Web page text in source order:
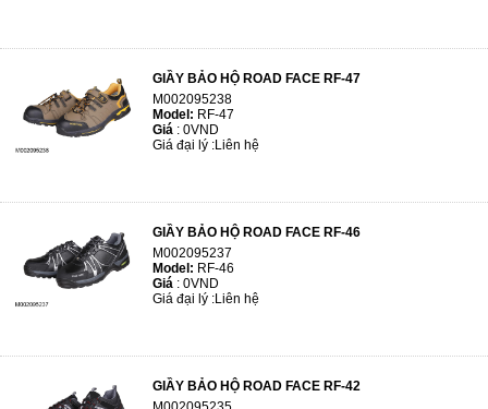
GIẦY BẢO HỘ ROAD FACE RF-47
M002095238
Model: RF-47
Giá : 0VND
Giá đại lý :Liên hệ
GIẦY BẢO HỘ ROAD FACE RF-46
M002095237
Model: RF-46
Giá : 0VND
Giá đại lý :Liên hệ
GIẦY BẢO HỘ ROAD FACE RF-42